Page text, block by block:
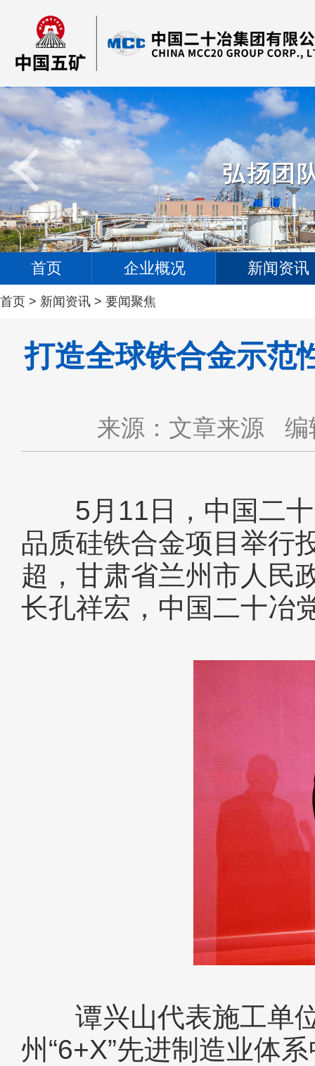
首页 企业概况 新闻资讯
首页 > 新闻资讯 > 要闻聚焦
打造全球铁合金示范
来源：文章来源 编
5月11日，中国二十
品质硅铁合金项目举行
超，甘肃省兰州市人民
长孔祥宏，中国二十冶
谭兴山代表施工单位
州“6+X”先进制造业体